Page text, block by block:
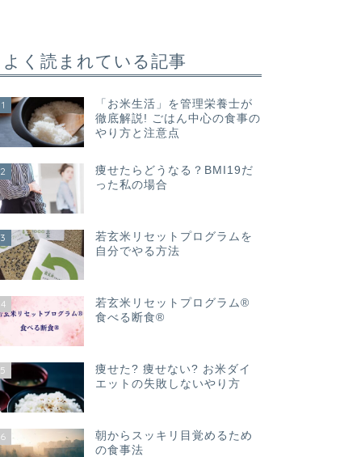
よく読まれている記事
1
「お米生活」を管理栄養士が
徹底解説! ごはん中心の食事の
やり方と注意点
2
痩せたらどうなる？BMI19だ
った私の場合
3
若玄米リセットプログラムを
自分でやる方法
4
若玄米リセットプログラム®
食べる断食®
5
痩せた? 痩せない? お米ダイ
エットの失敗しないやり方
6
朝からスッキリ目覚めるため
の食事法